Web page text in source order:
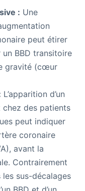
: Une
peut étirer
BBD transitoire
gravité (cœur
L’apparition d’un
des patients
peut indiquer
coronaire
avant la
Contrairement
les sus-décalages